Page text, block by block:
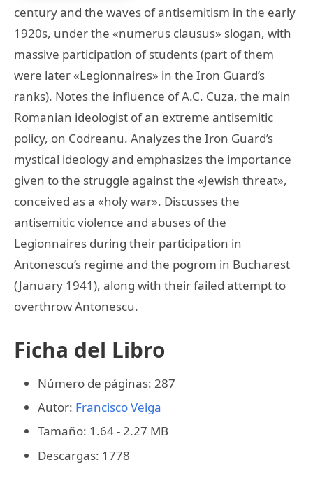
century and the waves of antisemitism in the early
1920s, under the «numerus clausus» slogan, with
massive participation of students (part of them
were later «Legionnaires» in the Iron Guard’s
ranks). Notes the influence of A.C. Cuza, the main
Romanian ideologist of an extreme antisemitic
policy, on Codreanu. Analyzes the Iron Guard’s
mystical ideology and emphasizes the importance
given to the struggle against the «Jewish threat»,
conceived as a «holy war». Discusses the
antisemitic violence and abuses of the
Legionnaires during their participation in
Antonescu’s regime and the pogrom in Bucharest
(January 1941), along with their failed attempt to
overthrow Antonescu.
Ficha del Libro
Número de páginas: 287
Autor: Francisco Veiga
Tamaño: 1.64 - 2.27 MB
Descargas: 1778